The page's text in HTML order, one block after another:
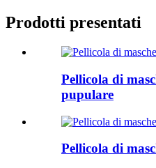
Prodotti presentati
Pellicola di
pupulare
Pellicola di